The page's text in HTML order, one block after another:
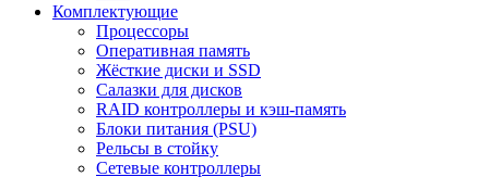
Комплектующие
Процессоры
Оперативная память
Жёсткие диски и SSD
Салазки для дисков
RAID контроллеры и кэш-память
Блоки питания (PSU)
Рельсы в стойку
Сетевые контроллеры